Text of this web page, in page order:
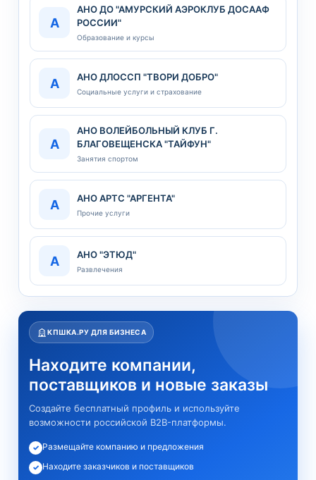
А
АНО ДО "АМУРСКИЙ АЭРОКЛУБ ДОСААФ
РОССИИ"
Образование и курсы
А АНО ДЛОССП "ТВОРИ ДОБРО"
Социальные услуги и страхование
А
АНО ВОЛЕЙБОЛЬНЫЙ КЛУБ Г.
БЛАГОВЕЩЕНСКА "ТАЙФУН"
Занятия спортом
А АНО АРТС "АРГЕНТА"
Прочие услуги
А АНО "ЭТЮД"
Развлечения
КПШКА.РУ ДЛЯ БИЗНЕСА
Находите компании,
поставщиков и новые заказы
Создайте бесплатный профиль и используйте
возможности российской B2B-платформы.
✓ Размещайте компанию и предложения
✓ Находите заказчиков и поставщиков